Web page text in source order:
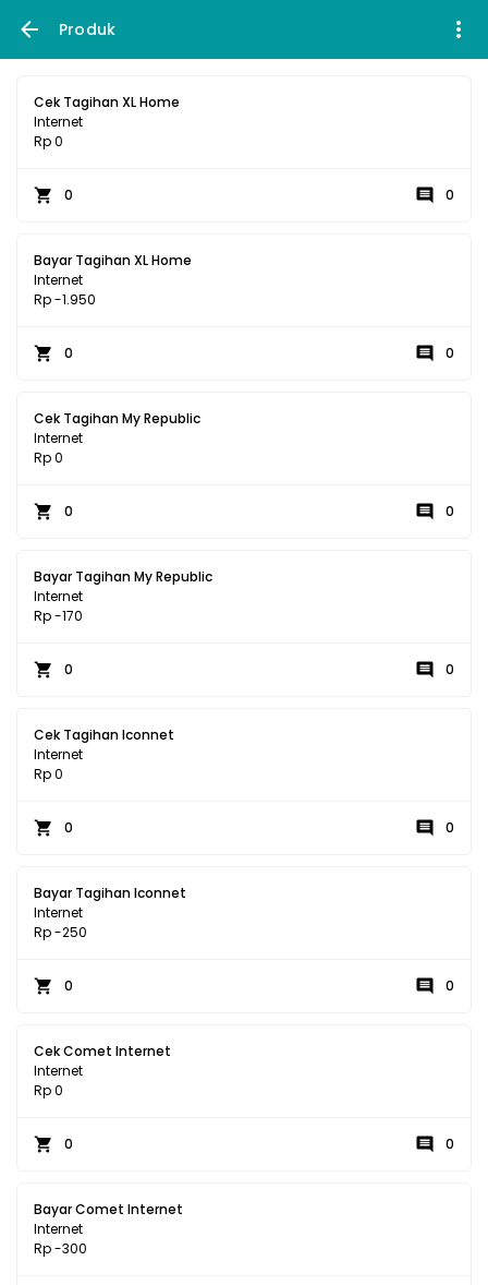
Produk
Cek Tagihan XL Home
Internet
Rp 0
0 0
Bayar Tagihan XL Home
Internet
Rp -1.950
0 0
Cek Tagihan My Republic
Internet
Rp 0
0 0
Bayar Tagihan My Republic
Internet
Rp -170
0 0
Cek Tagihan Iconnet
Internet
Rp 0
0 0
Bayar Tagihan Iconnet
Internet
Rp -250
0 0
Cek Comet Internet
Internet
Rp 0
0 0
Bayar Comet Internet
Internet
Rp -300